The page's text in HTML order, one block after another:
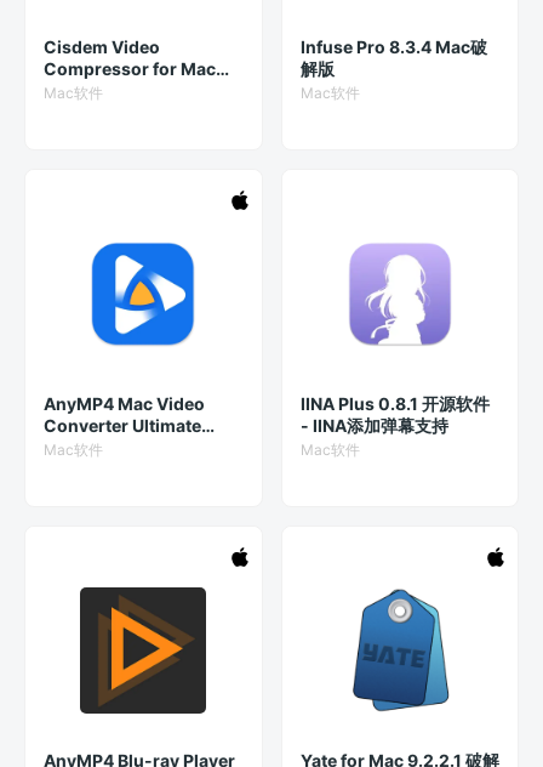
Cisdem Video
Compressor for Mac
v2.0.0 专业的视频压缩软
Mac软件
Infuse Pro 8.3.4 Mac破
解版
Mac软件
AnyMP4 Mac Video
Converter Ultimate
9.2.76.20508 破解版 -
Mac软件
IINA Plus 0.8.1 开源软件
- IINA添加弹幕支持
Mac软件
AnyMP4 Blu-ray Player
Yate for Mac 9.2.2.1 破解